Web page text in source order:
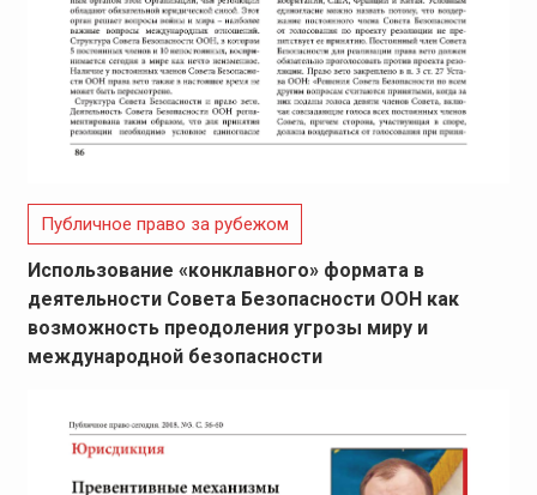
Публичное право за рубежом
Использование «конклавного» формата в
деятельности Совета Безопасности ООН как
возможность преодоления угрозы миру и
международной безопасности